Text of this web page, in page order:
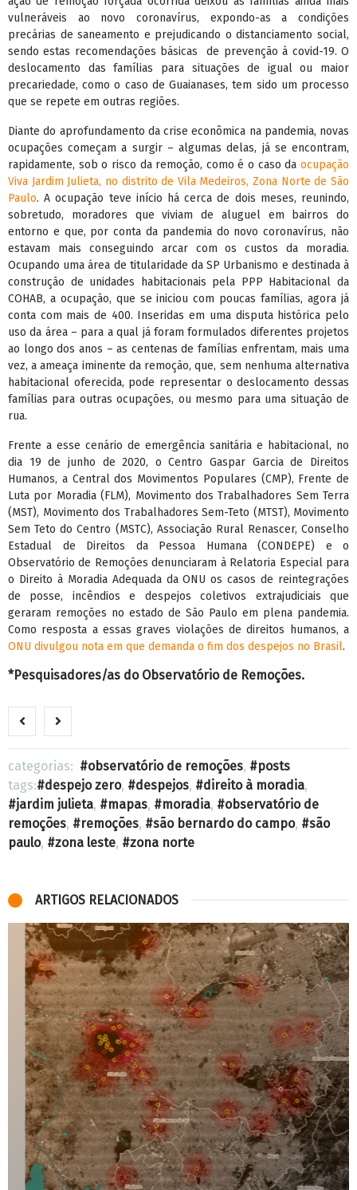
vulneráveis ao novo coronavírus, expondo-as a condições
precárias de saneamento e prejudicando o distanciamento social,
sendo estas recomendações básicas de prevenção à covid-19. O
deslocamento das famílias para situações de igual ou maior
precariedade, como o caso de Guaianases, tem sido um processo
que se repete em outras regiões.
Diante do aprofundamento da crise econômica na pandemia, novas
ocupações começam a surgir – algumas delas, já se encontram,
rapidamente, sob o risco da remoção, como é o caso da ocupação
Viva Jardim Julieta, no distrito de Vila Medeiros, Zona Norte de São
Paulo. A ocupação teve início há cerca de dois meses, reunindo,
sobretudo, moradores que viviam de aluguel em bairros do
entorno e que, por conta da pandemia do novo coronavírus, não
estavam mais conseguindo arcar com os custos da moradia.
Ocupando uma área de titularidade da SP Urbanismo e destinada à
construção de unidades habitacionais pela PPP Habitacional da
COHAB, a ocupação, que se iniciou com poucas famílias, agora já
conta com mais de 400. Inseridas em uma disputa histórica pelo
uso da área – para a qual já foram formulados diferentes projetos
ao longo dos anos – as centenas de famílias enfrentam, mais uma
vez, a ameaça iminente da remoção, que, sem nenhuma alternativa
habitacional oferecida, pode representar o deslocamento dessas
famílias para outras ocupações, ou mesmo para uma situação de
rua.
Frente a esse cenário de emergência sanitária e habitacional, no
dia 19 de junho de 2020, o Centro Gaspar Garcia de Direitos
Humanos, a Central dos Movimentos Populares (CMP), Frente de
Luta por Moradia (FLM), Movimento dos Trabalhadores Sem Terra
(MST), Movimento dos Trabalhadores Sem-Teto (MTST), Movimento
Sem Teto do Centro (MSTC), Associação Rural Renascer, Conselho
Estadual de Direitos da Pessoa Humana (CONDEPE) e o
Observatório de Remoções denunciaram à Relatoria Especial para
o Direito à Moradia Adequada da ONU os casos de reintegrações
de posse, incêndios e despejos coletivos extrajudiciais que
geraram remoções no estado de São Paulo em plena pandemia.
Como resposta a essas graves violações de direitos humanos, a
ONU divulgou nota em que demanda o fim dos despejos no Brasil.
*Pesquisadores/as do Observatório de Remoções.
categorias: observatório de remoções,
posts
tags:
despejo zero, despejos, direito à moradia,
jardim julieta, mapas, moradia,
observatório de
remoções, remoções, são bernardo do campo,
são
paulo, zona leste, zona norte
ARTIGOS RELACIONADOS